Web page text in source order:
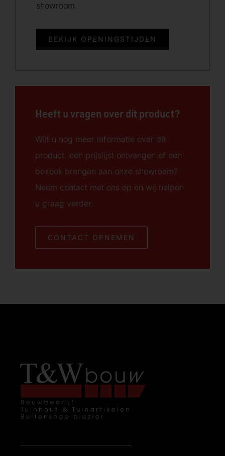
showroom.
BEKIJK OPENINGSTIJDEN
Heeft u vragen over dit product?
Wilt u nog meer informatie over dit
product, een prijslijst ontvangen of een
bezoek brengen aan onze showroom?
Neem contact met ons op en wij helpen
u graag verder.
CONTACT OPNEMEN